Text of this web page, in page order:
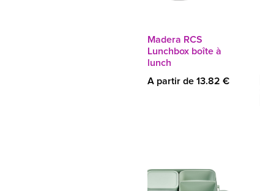
Madera RCS
Lunchbox boîte à
lunch
A partir de 13.82 €